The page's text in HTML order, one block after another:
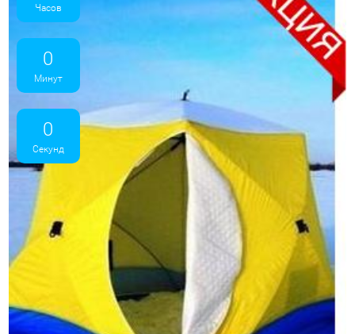
Часов
0
Минут
0
Секунд